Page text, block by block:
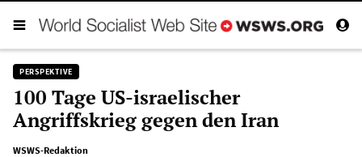
PERSPEKTIVE
100 Tage US-israelischer
Angriffskrieg gegen den Iran
WSWS-Redaktion